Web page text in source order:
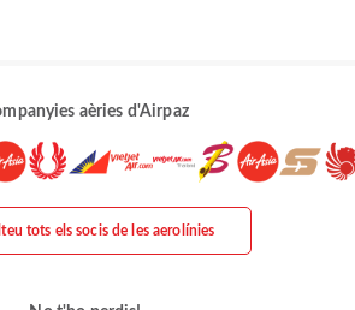
aèries d'Airpaz
tots els socis de les aerolínies